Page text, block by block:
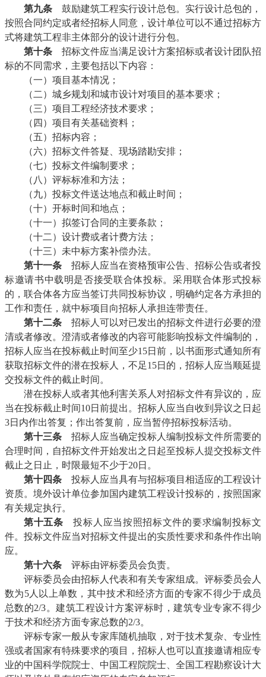
第九条 鼓励建筑工程实行设计总包。实行设计总包的，
按照合同约定或者经招标人同意，设计单位可以不通过招标方
式将建筑工程非主体部分的设计进行分包。
第十条 招标文件应当满足设计方案招标或者设计团队招
标的不同需求，主要包括以下内容：
（一）项目基本情况；
（二）城乡规划和城市设计对项目的基本要求；
（三）项目工程经济技术要求；
（四）项目有关基础资料；
（五）招标内容；
（六）招标文件答疑、现场踏勘安排；
（七）投标文件编制要求；
（八）评标标准和方法；
（九）投标文件送达地点和截止时间；
（十）开标时间和地点；
（十一）拟签订合同的主要条款；
（十二）设计费或者计费方法；
（十三）未中标方案补偿办法。
第十一条 招标人应当在资格预审公告、招标公告或者投
标邀请书中载明是否接受联合体投标。采用联合体形式投标
的，联合体各方应当签订共同投标协议，明确约定各方承担的
工作和责任，就中标项目向招标人承担连带责任。
第十二条 招标人可以对已发出的招标文件进行必要的澄
清或者修改。澄清或者修改的内容可能影响投标文件编制的，
招标人应当在投标截止时间至少15日前，以书面形式通知所有
获取招标文件的潜在投标人，不足15日的，招标人应当顺延提
交投标文件的截止时间。
潜在投标人或者其他利害关系人对招标文件有异议的，应
当在投标截止时间10日前提出。招标人应当自收到异议之日起
3日内作出答复；作出答复前，应当暂停招标投标活动。
第十三条 招标人应当确定投标人编制投标文件所需要的
合理时间，自招标文件开始发出之日起至投标人提交投标文件
截止之日止，时限最短不少于20日。
第十四条 投标人应当具有与招标项目相适应的工程设计
资质。境外设计单位参加国内建筑工程设计投标的，按照国家
有关规定执行。
第十五条 投标人应当按照招标文件的要求编制投标文
件。投标文件应当对招标文件提出的实质性要求和条件作出响
应。
第十六条 评标由评标委员会负责。
评标委员会由招标人代表和有关专家组成。评标委员会人
数为5人以上单数，其中技术和经济方面的专家不得少于成员
总数的2/3。建筑工程设计方案评标时，建筑专业专家不得少
于技术和经济方面专家总数的2/3。
评标专家一般从专家库随机抽取，对于技术复杂、专业性
强或者国家有特殊要求的项目，招标人也可以直接邀请相应专
业的中国科学院院士、中国工程院院士、全国工程勘察设计大